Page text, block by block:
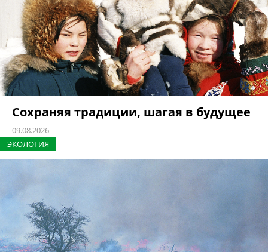
Сохраняя традиции, шагая в будущее
09.08.2026
ЭКОЛОГИЯ